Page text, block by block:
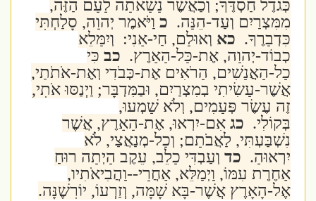
כְּגֹדֶל חַסְדֶּךָ; וְכַאֲשֶׁר נָשָׂאתָה לָעָם הַזֶּה,
מִמִּצְרַיִם וְעַד-הֵנָּה.כ וַיֹּאמֶר יְהוָה, סָלַחְתִּי
כִּדְבָרֶךָ.כאוְאוּלָם, חַי-אָנִי: וְיִמָּלֵא
כְבוֹד-יְהוָה, אֶת-כָּל-הָאָרֶץ.כבכִּי
כָל-הָאֲנָשִׁים, הָרֹאִים אֶת-כְּבֹדִי וְאֶת-אֹתֹתַי,
אֲשֶׁר-עָשִׂיתִי בְמִצְרַיִם, וּבַמִּדְבָּר; וַיְנַסּוּ אֹתִי,
זֶה עֶשֶׂר פְּעָמִים, וְלֹא שָׁמְעוּ,
בְּקוֹלִי.כגאִם-יִרְאוּ, אֶת-הָאָרֶץ, אֲשֶׁר
נִשְׁבַּעְתִּי, לַאֲבֹתָם; וְכָל-מְנַאֲצַי, לֹא
יִרְאוּהָ.כדוְעַבְדִּי כָלֵב, עֵקֶב הָיְתָה רוּחַ
אַחֶרֶת עִמּוֹ, וַיְמַלֵּא, אַחֲרָי--וַהֲבִיאֹתִיו,
אֶל-הָאָרֶץ אֲשֶׁר-בָּא שָׁמָּה, וְזַרְעוֹ, יוֹרִשֶׁנָּה.